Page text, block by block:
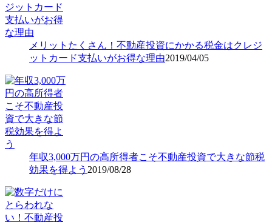
メリットたくさん！不動産投資にかかる税金はクレジ
ットカード支払いがお得な理由2019/04/05
年収3,000万円の高所得者こそ不動産投資で大きな節税
効果を得よう 2019/08/28